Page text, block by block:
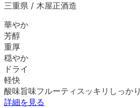
三重県 / 木屋正酒造
華やか
芳醇
重厚
穏やか
ドライ
軽快
酸味旨味フルーティ スッキリ しっかり
詳細を見る